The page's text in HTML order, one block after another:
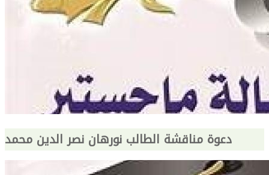
دعوة مناقشة الطالب نورهان نصر الدين محمد